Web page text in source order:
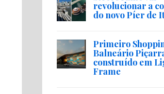
revolucionar a
do novo Píer de
Primeiro
Balneário
construído em
Frame